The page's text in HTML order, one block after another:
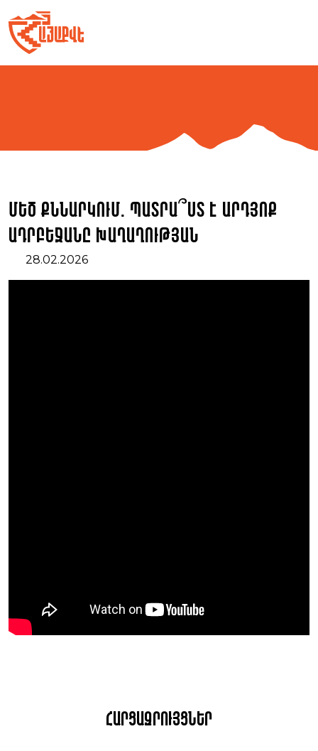
to
content
Մեծ քննարկում. Պատրա՞ստ է արդյոք
Ադրբեջանը խաղաղության
28.02.2026
Հարցազրույցներ